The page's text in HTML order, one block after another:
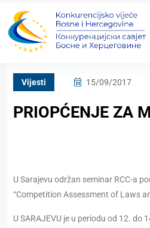
Vijesti 15/09/2017
PRIOPĆENJE ZA
U Sarajevu održan seminar RCC-a
“Competition Assessment of Laws
U SARAJEVU je u periodu od 12. do